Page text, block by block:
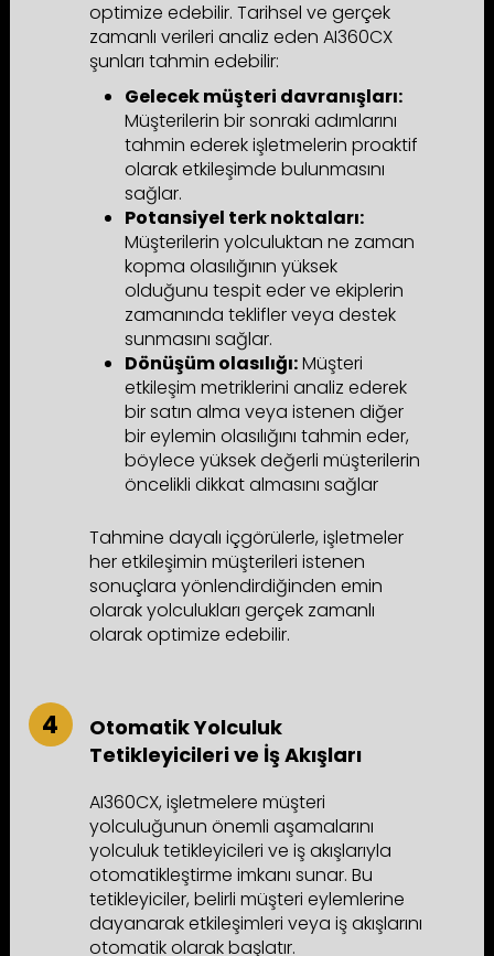
optimize edebilir. Tarihsel ve gerçek
zamanlı verileri analiz eden AI360CX
şunları tahmin edebilir:
Gelecek müşteri davranışları:
Müşterilerin bir sonraki adımlarını
tahmin ederek işletmelerin proaktif
olarak etkileşimde bulunmasını
sağlar.
Potansiyel terk noktaları:
Müşterilerin yolculuktan ne zaman
kopma olasılığının yüksek
olduğunu tespit eder ve ekiplerin
zamanında teklifler veya destek
sunmasını sağlar.
Dönüşüm olasılığı:Müşteri
etkileşim metriklerini analiz ederek
bir satın alma veya istenen diğer
bir eylemin olasılığını tahmin eder,
böylece yüksek değerli müşterilerin
öncelikli dikkat almasını sağlar
Tahmine dayalı içgörülerle, işletmeler
her etkileşimin müşterileri istenen
sonuçlara yönlendirdiğinden emin
olarak yolculukları gerçek zamanlı
olarak optimize edebilir.
Otomatik Yolculuk
Tetikleyicileri ve İş Akışları
AI360CX, işletmelere müşteri
yolculuğunun önemli aşamalarını
yolculuk tetikleyicileri ve iş akışlarıyla
otomatikleştirme imkanı sunar. Bu
tetikleyiciler, belirli müşteri eylemlerine
dayanarak etkileşimleri veya iş akışlarını
otomatik olarak başlatır.